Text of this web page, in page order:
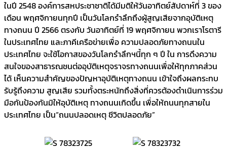
ในปี 2548 องค์การสหประชาชาติได้มีมติให้วันอาทิตย์สัปดาห์ที่ 3 ของ
เดือน พฤศจิกายนทุกปี เป็นวันโลกรำลึกถึงผู้สูญเสียจากอุบัติเหตุ
ทางถนน ปี 2566 ตรงกับ วันอาทิตย์ที่ 19 พฤศจิกายน พวกเราโรตารี
ในประเทศไทย และภาคีเครือข่ายเพื่อ ความปลอดภัยทางถนนใน
ประเทศไทย จะใช้โอกาสของวันโลกรําลึกฯนี้ทุก ๆ ปี ใน การดึงความ
สนใจของสาธารณชนต่ออุบัติเหตุจราจรทางถนนเพื่อให้ทุกภาคส่วน
ได้ เห็นความสำคัญของปัญหาอุบัติเหตุทางถนน เข้าใจถึงผลกระทบ
รับรู้ถึงความ สูญเสีย รวมทั้งตระหนักถึงสิ่งที่ควรต้องดำเนินการร่วม
มือกันป้องกันมิให้อุบัติเหตุ ทางถนนเกิดขึ้น เพื่อให้ถนนทุกสายใน
ประเทศไทย เป็น“ถนนปลอดเหตุ ชีวิตปลอดภัย”